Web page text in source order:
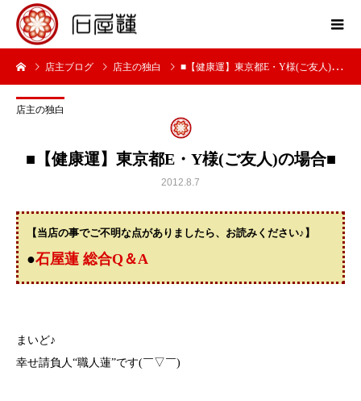
店主ブログ 店主の独白 ■【健康運】東京都E・Y様(ご友人)の場合■
店主の独白
■【健康運】東京都E・Y様(ご友人)の場合■
2012.8.7
【当店の事でご不明な点がありましたら、お読みください♪】
●石屋蓮 総合Q＆A
まいど♪
幸せ請負人“職人蓮”です(￣▽￣)